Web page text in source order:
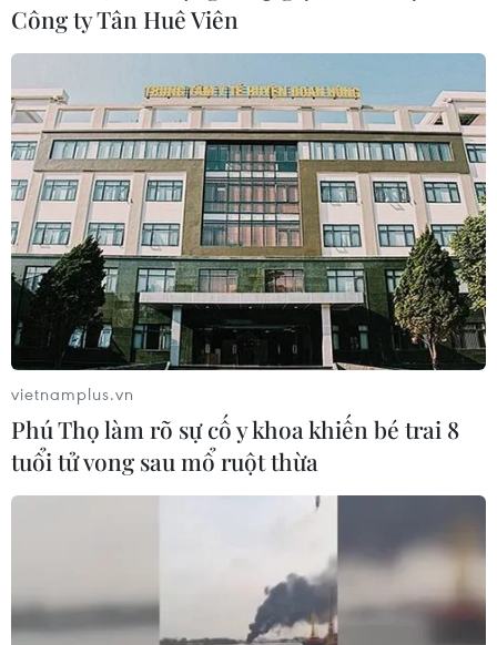
báo của Chính phủ Mỹ?
Một thông báo từ Mỹ cho biết sẽ sử dụng sự thống trị
toàn cầu của công nghệ Mỹ để cắt đứt toàn bộ nguồn
cung cấp chất bán dẫn cho Huawei liệu có là đòn chí
mạng thổi bay" tập đoàn trị giá 122 tỷ USD?
Công ty Tân Huê Viên
vietnamplus.vn
Phú Thọ làm rõ sự cố y khoa khiến bé trai 8
tuổi tử vong sau mổ ruột thừa